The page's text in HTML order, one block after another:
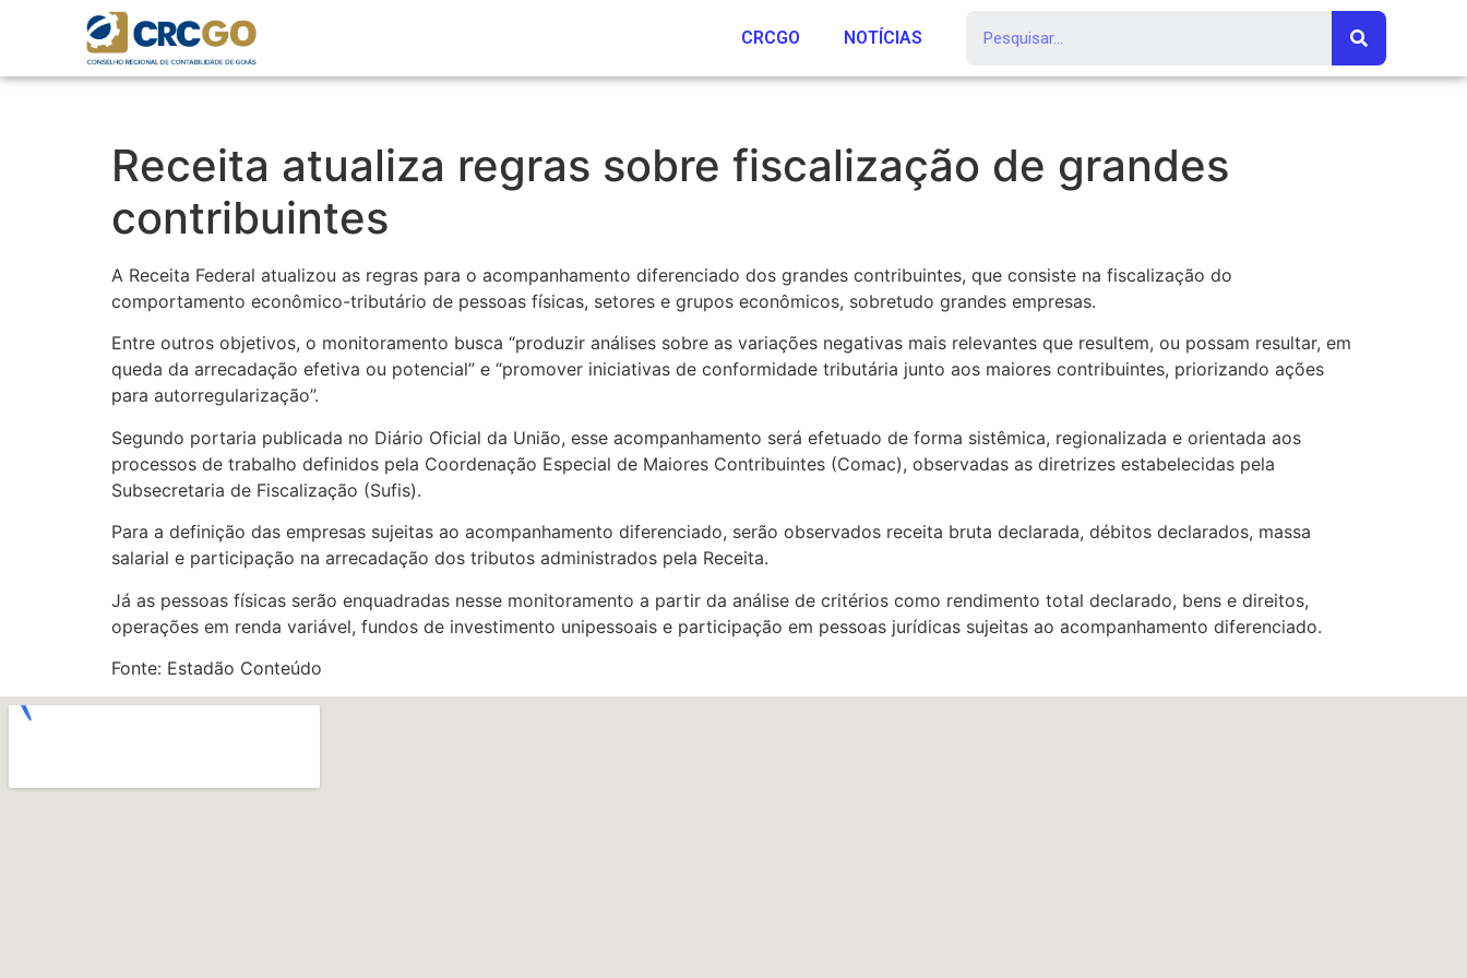
CRCGO NOTÍCIAS
Receita atualiza regras sobre fiscalização de grandes
contribuintes
A Receita Federal atualizou as regras para o acompanhamento diferenciado dos grandes contribuintes, que consiste na fiscalização do
comportamento econômico-tributário de pessoas físicas, setores e grupos econômicos, sobretudo grandes empresas.
Entre outros objetivos, o monitoramento busca “produzir análises sobre as variações negativas mais relevantes que resultem, ou possam resultar, em
queda da arrecadação efetiva ou potencial” e “promover iniciativas de conformidade tributária junto aos maiores contribuintes, priorizando ações
para autorregularização”.
Segundo portaria publicada no Diário Oficial da União, esse acompanhamento será efetuado de forma sistêmica, regionalizada e orientada aos
processos de trabalho definidos pela Coordenação Especial de Maiores Contribuintes (Comac), observadas as diretrizes estabelecidas pela
Subsecretaria de Fiscalização (Sufis).
Para a definição das empresas sujeitas ao acompanhamento diferenciado, serão observados receita bruta declarada, débitos declarados, massa
salarial e participação na arrecadação dos tributos administrados pela Receita.
Já as pessoas físicas serão enquadradas nesse monitoramento a partir da análise de critérios como rendimento total declarado, bens e direitos,
operações em renda variável, fundos de investimento unipessoais e participação em pessoas jurídicas sujeitas ao acompanhamento diferenciado.
Fonte: Estadão Conteúdo